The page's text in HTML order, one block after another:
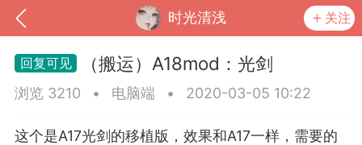
时光清浅 关注
（搬运）A18mod：光剑
浏览 3210 • 电脑端 • 2020-03-05 10:22
这个是A17光剑的移植版，效果和A17一样，需要的